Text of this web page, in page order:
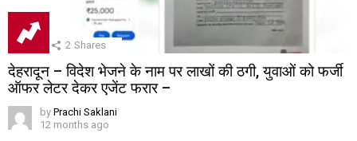
2 Shares
देहरादून – विदेश भेजने के नाम पर लाखों की ठगी, युवाओं को फर्जी
ऑफर लेटर देकर एजेंट फरार –
by Prachi Saklani
12 months ago